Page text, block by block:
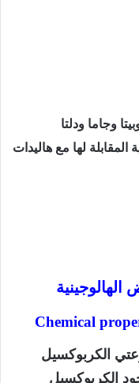
وجاما ودلتا
المقابلة لها مع هاليدات
الهالوجينية
Chemical
الكربوكسيل
الكربوكسيل